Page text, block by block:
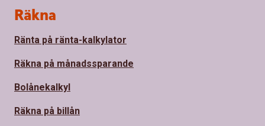
Sidfot
Räkna
Ränta på ränta-kalkylator
Räkna på månadssparande
Bolånekalkyl
Räkna på billån